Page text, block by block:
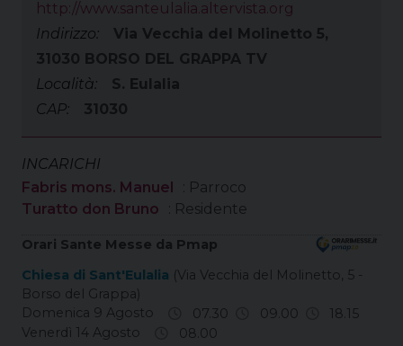
http://www.santeulalia.altervista.org
Indirizzo:
Via Vecchia del Molinetto 5,
31030 BORSO DEL GRAPPA TV
Località:
S. Eulalia
CAP:
31030
INCARICHI
Fabris mons. Manuel
: Parroco
Turatto don Bruno
: Residente
Orari Sante Messe da Pmap
Chiesa di Sant'Eulalia (Via Vecchia del Molinetto, 5 -
Borso del Grappa)
Domenica 9 Agosto
07.30 09.00
18.15
Venerdì 14 Agosto
08.00